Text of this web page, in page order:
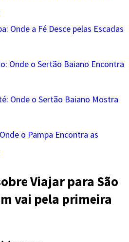
Onde a Fé Desce pelas Escadas
Onde o Sertão Baiano Encontra
Onde o Sertão Baiano Mostra
o Pampa Encontra as
Viajar para São
vai pela primeira